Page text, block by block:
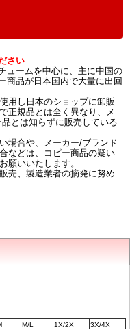
さい
ュームを中心に、主に中国の
商品が日本国内で大量に出回
用し日本のショップに卸販
正規品とは全く異なり、メ
とは知らずに販売している
場合や、メーカー/ブランド
などは、コピー商品の疑い
願いいたします。
売、製造業者の摘発に努め
M/L 1X/2X
3X/4X